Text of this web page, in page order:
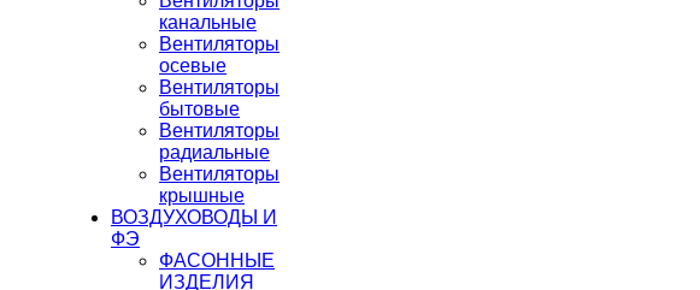
канальные
Вентиляторы
осевые
Вентиляторы
бытовые
Вентиляторы
радиальные
Вентиляторы
крышные
ВОЗДУХОВОДЫ И
ФЭ
ФАСОННЫЕ
ИЗДЕЛИЯ